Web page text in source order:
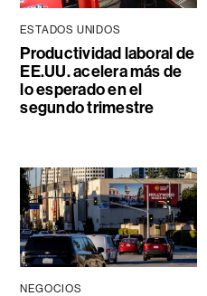
ESTADOS UNIDOS
Productividad laboral de
EE.UU. acelera más de
lo esperado en el
segundo trimestre
NEGOCIOS